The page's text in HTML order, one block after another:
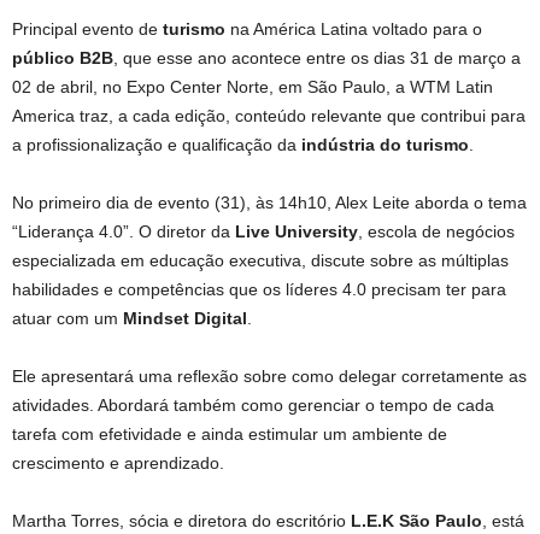
Principal evento de turismo na América Latina voltado para o
público B2B , que esse ano acontece entre os dias 31 de março a
02 de abril, no Expo Center Norte, em São Paulo, a WTM Latin
America traz, a cada edição, conteúdo relevante que contribui para
a profissionalização e qualificação da indústria do turismo
No primeiro dia de evento (31), às 14h10, Alex Leite aborda o tema
“Liderança 4.0”. O diretor da Live University , escola de negócios
especializada em educação executiva, discute sobre as múltiplas
habilidades e competências que os líderes 4.0 precisam ter para
atuar com um Mindset Digital
Ele apresentará uma reflexão sobre como delegar corretamente as
atividades. Abordará também como gerenciar o tempo de cada
tarefa com efetividade e ainda estimular um ambiente de
crescimento e aprendizado.
Martha Torres, sócia e diretora do escritório L.E.K São Paulo , está